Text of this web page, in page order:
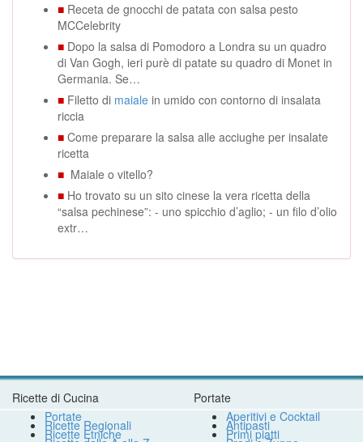
■ Receta de gnocchi de patata con salsa pesto
MCCelebrity
■ Dopo la salsa di Pomodoro a Londra su un quadro
di Van Gogh, ieri purè di patate su quadro di Monet in
Germania. Se…
■ Filetto di maiale in umido con contorno di insalata
riccia
■ Come preparare la salsa alle acciughe per insalate
ricetta
■ Maiale o vitello?
■ Ho trovato su un sito cinese la vera ricetta della
“salsa pechinese”: - uno spicchio d’aglio; - un filo d’olio
extr…
Ricette di Cucina
Portate
Ricette Regionali
Ricette Etniche
Portate
Aperitivi e Cocktail
Antipasti
Primi piatti